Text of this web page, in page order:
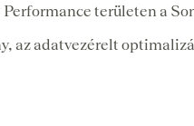
területen a
az adatvezérelt